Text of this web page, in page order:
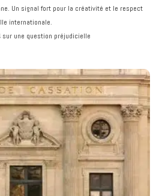
Un signal fort pour la créativité et le respect
internationale.
sur une question préjudicielle